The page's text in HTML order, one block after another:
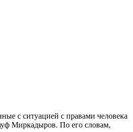
с ситуацией с правами человека
Миркадыров. По его словам,